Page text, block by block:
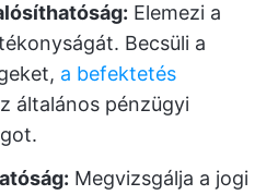
Elemezi a
Becsüli a
a befektetés
általános pénzügyi
Megvizsgálja a jogi